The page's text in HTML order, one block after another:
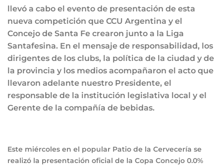
llevó a cabo el evento de presentación de esta
nueva competición que CCU Argentina y el
Concejo de Santa Fe crearon junto a la Liga
Santafesina. En el mensaje de responsabilidad, los
dirigentes de los clubs, la política de la ciudad y de
la provincia y los medios acompañaron el acto que
llevaron adelante nuestro Presidente, el
responsable de la institución legislativa local y el
Gerente de la compañía de bebidas.
Este miércoles en el popular Patio de la Cervecería se
realizó la presentación oficial de la Copa Concejo 0.0%